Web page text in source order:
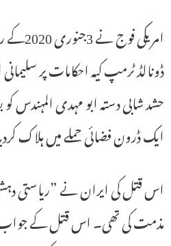
ڈونالڈ ٹرمپ کیہ احکامات پر
حشد شابی دستہ ابو مہدی المہندس
ایک ڈرون فضائی حملے میں ہلاک
اس قتل کی ایران نے ”ریاستی